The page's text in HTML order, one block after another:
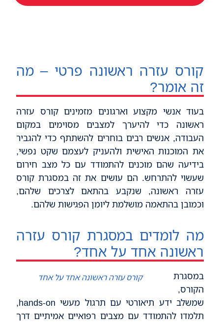
קורס עזרה ראשונה פרטי – מה
זה אומר?
בעוד אנשי מקצוע וארגונים מזמינים קורס עזרה
ראשונה כדי להיערך למצבים מסוימים במקום
העבודה, אנשים רבים בוחרים להשתתף כדי להגביר
את המוכנות האישית ולהעניק לעצמם שקט נפשי,
בידיעה שהם מוכנים להתמודד עם כל מצב חירום
שעשוי להתרחש. הם עושים את זה במסגרת קורס
עזרה ראשונה, שנקבע בהתאם לצרכים שלהם,
וכמובן בהתאמה מושלמת ליומן הפגישות שלהם.
מה לומדים במסגרת קורס עזרה
ראשונה אחד על אחד?
קורס עזרה ראשונה אחד על אחד
במסגרת
הקורס,
שמשלב ידע תיאורטי עם תרגול מעשי hands-on,
תלמדו להתמודד עם מצבים רפואיים אמיתיים דרך